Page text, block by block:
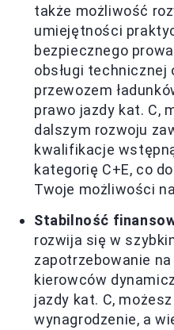
także możliwość
umiejętności
bezpiecznego
obsługi technicznej
przewozem
prawo jazdy kat. C,
dalszym rozwoju
kwalifikacje
kategorię C+E, co
Twoje możliwości
Stabilność
rozwija się w
zapotrzebowanie
kierowców
jazdy kat. C,
wynagrodzenie, a